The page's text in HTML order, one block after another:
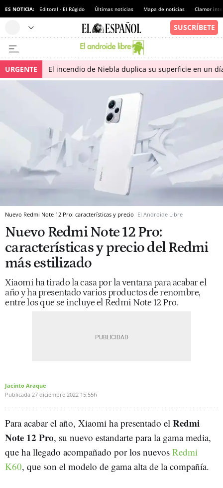
ES NOTICIA: Editoral - El Rúgido Últimas noticias Mapa de noticias Clamor
URGENTE El incendio de Niebla duplica su superficie en un
Nuevo Redmi Note 12 Pro: características y precio El Androide Libre
Nuevo Redmi Note 12 Pro:
características y precio del Redmi
más estilizado
Xiaomi ha tirado la casa por la ventana para acabar el
año y ha presentado varios productos de renombre,
entre los que se incluye el Redmi Note 12 Pro.
Jacinto Araque
Publicada 27 diciembre 2022 15:55h
Para acabar el año, Xiaomi ha presentado el Redmi
Note 12 Pro, su nuevo estandarte para la gama media,
que ha llegado acompañado por los nuevos Redmi
K60, que son el modelo de gama alta de la compañía.